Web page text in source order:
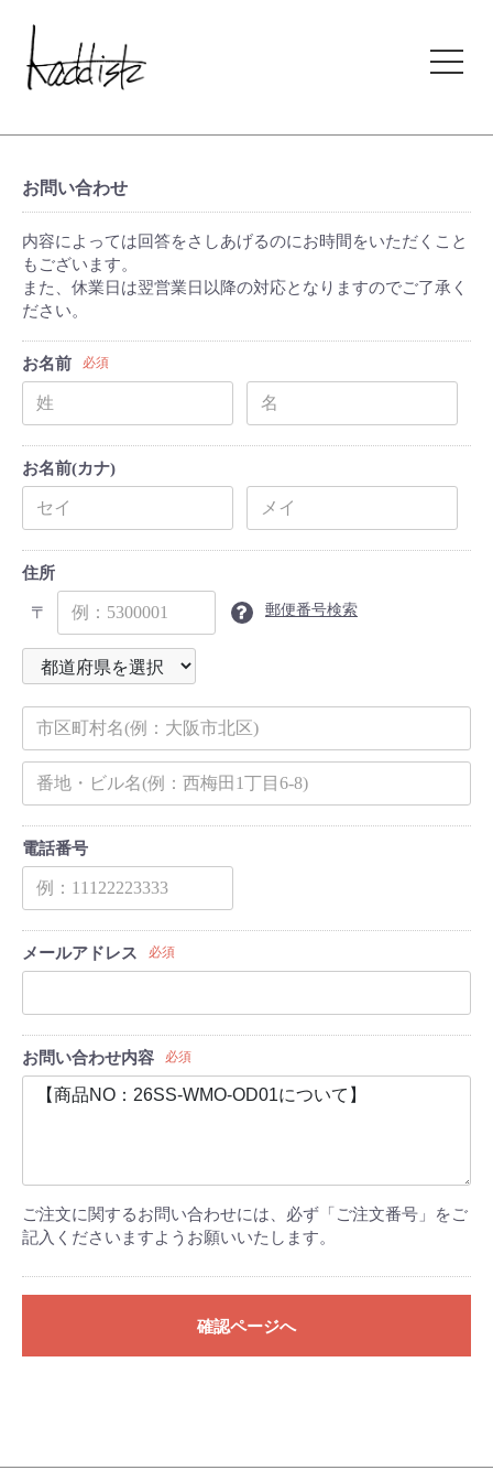
kaddish development store
お問い合わせ
内容によっては回答をさしあげるのにお時間をいただくこと
もございます。
また、休業日は翌営業日以降の対応となりますのでご了承く
ださい。
お名前 必須
お名前(カナ)
住所
〒 郵便番号検索
電話番号
メールアドレス 必須
お問い合わせ内容 必須
ご注文に関するお問い合わせには、必ず「ご注文番号」をご
記入くださいますようお願いいたします。
確認ページへ